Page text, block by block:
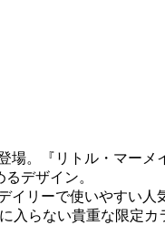
。『リトル・マー
デザイン。
リーで使いやすい
らない貴重な限定